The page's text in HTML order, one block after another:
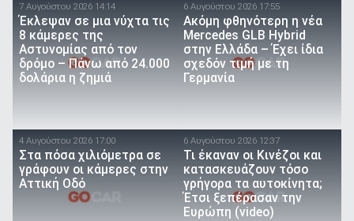
7 Αυγούστου 2026 14:14
Έκλεψαν σε μια νύχτα τις
8 κάμερες της
Αστυνομίας από τον
δρόμο – Πάνω από 24.000
δολάρια η ζημιά
6 Αυγούστου 2026 17:55
Ακόμη φθηνότερη η νέα
Mercedes GLB Hybrid
στην Ελλάδα – Έχει ίδια
σχεδόν τιμή με τη
Γερμανία
4 Αυγούστου 2026 17:00
Στα πόσα χιλιόμετρα σε
γράφουν οι κάμερες στην
Αττική Οδό
6 Αυγούστου 2026 12:37
Τι έκαναν οι Κινέζοι και
κατασκευάζουν τόσο
γρήγορα τα αυτοκίνητα;
Έτσι ξεπέρασαν την
Ευρώπη (video)